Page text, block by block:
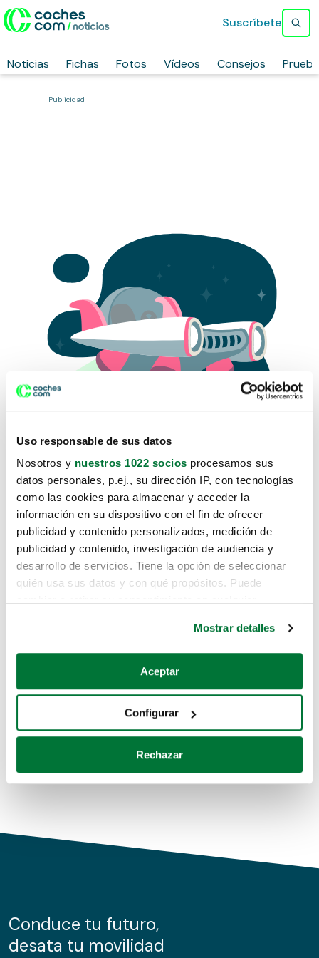
Uso responsable de sus datos
Nosotros y nuestros 1022 socios procesamos sus
datos personales, p.ej., su dirección IP, con tecnologías
como las cookies para almacenar y acceder la
información en su dispositivo con el fin de ofrecer
publicidad y contenido personalizados, medición de
publicidad y contenido, investigación de audiencia y
desarrollo de servicios. Tiene la opción de seleccionar
quién usa sus datos y con qué propósitos. Puede
Si lo permite, también quisiéramos:
Recopilar información sobre su ubicación geográfica
Identificar su dispositivo analizándolo activamente
para buscar características específicas (huellas
Obtenga más información sobre cómo se procesan sus
de cookies.
información sobre el uso que haga del sitio web con
nuestros partners de redes sociales, publicidad y análisis
Mostrar detalles
Aceptar
Configurar
Rechazar
Noticias Fichas Fotos Vídeos Consejos
Suscríbete
Publicidad
Lo sentimos, no sabemos como
te hemos traido hasta aquí.
Pero puedes encontrar el coche que estás
buscando en alguno de estos enlaces:
Coches de segunda mano
Coches de km0
Conduce tu futuro,
desata tu movilidad